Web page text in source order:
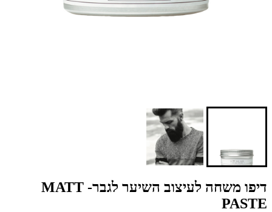
דיפו משחה לעיצוב השיער לגבר- MATT
PASTE